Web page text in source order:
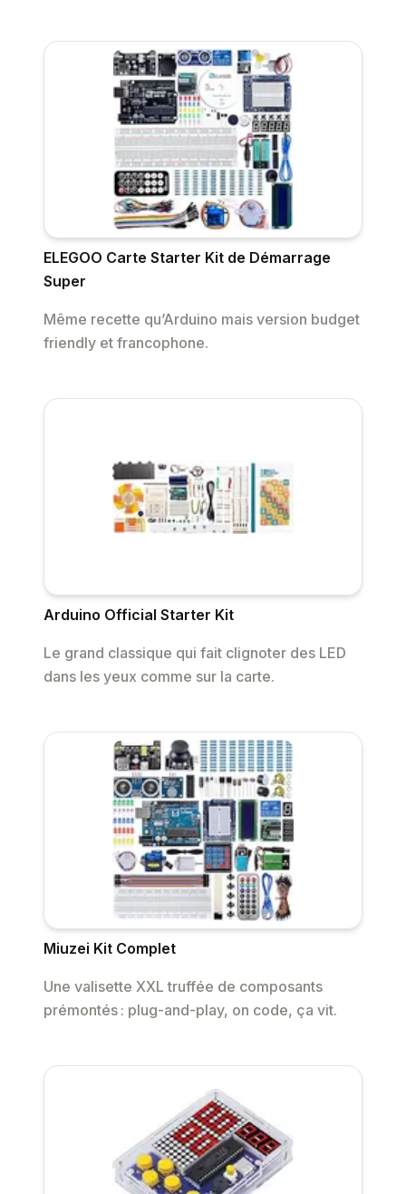
ELEGOO Carte Starter Kit de Démarrage
Super
Même recette qu’Arduino mais version budget
friendly et francophone.
Arduino Official Starter Kit
Le grand classique qui fait clignoter des LED
dans les yeux comme sur la carte.
Miuzei Kit Complet
Une valisette XXL truffée de composants
prémontés : plug-and-play, on code, ça vit.